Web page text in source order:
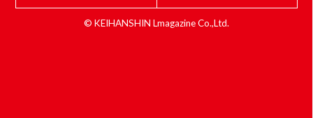
© KEIHANSHIN Lmagazine Co.,Ltd.